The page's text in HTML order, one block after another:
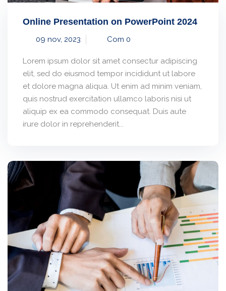
Online Presentation on PowerPoint 2024
09 nov, 2023 Com 0
Lorem ipsum dolor sit amet consectur adipiscing
elit, sed do eiusmod tempor incididunt ut labore
et dolore magna aliqua. Ut enim ad minim veniam,
quis nostrud exercitation ullamco laboris nisi ut
aliquip ex ea commodo consequat. Duis aute
irure dolor in reprehenderit...